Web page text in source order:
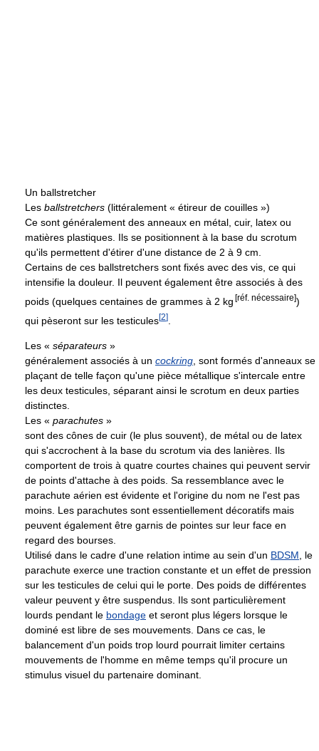
Un ballstretcher
Les ballstretchers (littéralement « étireur de couilles »)
Ce sont généralement des anneaux en métal, cuir, latex ou
matières plastiques. Ils se positionnent à la base du scrotum
qu'ils permettent d'étirer d'une distance de 2 à 9 cm.
Certains de ces ballstretchers sont fixés avec des vis, ce qui
intensifie la douleur. Il peuvent également être associés à des
poids (quelques centaines de grammes à 2 kg [réf. nécessaire])
qui pèseront sur les testicules[2]
Les « séparateurs »
généralement associés à un cockring, sont formés d'anneaux se
plaçant de telle façon qu'une pièce métallique s'intercale entre
les deux testicules, séparant ainsi le scrotum en deux parties
distinctes.
Les « parachutes »
sont des cônes de cuir (le plus souvent), de métal ou de latex
qui s'accrochent à la base du scrotum via des lanières. Ils
comportent de trois à quatre courtes chaines qui peuvent servir
de points d'attache à des poids. Sa ressemblance avec le
parachute aérien est évidente et l'origine du nom ne l'est pas
moins. Les parachutes sont essentiellement décoratifs mais
peuvent également être garnis de pointes sur leur face en
regard des bourses.
Utilisé dans le cadre d'une relation intime au sein d'un BDSM, le
parachute exerce une traction constante et un effet de pression
sur les testicules de celui qui le porte. Des poids de différentes
valeur peuvent y être suspendus. Ils sont particulièrement
lourds pendant le bondage et seront plus légers lorsque le
dominé est libre de ses mouvements. Dans ce cas, le
balancement d'un poids trop lourd pourrait limiter certains
mouvements de l'homme en même temps qu'il procure un
stimulus visuel du partenaire dominant.